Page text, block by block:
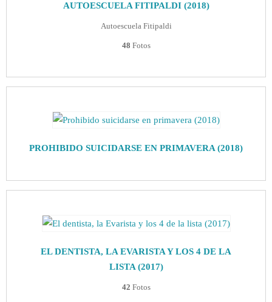
AUTOESCUELA FITIPALDI (2018)
Autoescuela Fitipaldi
48 Fotos
PROHIBIDO SUICIDARSE EN PRIMAVERA (2018)
EL DENTISTA, LA EVARISTA Y LOS 4 DE LA
LISTA (2017)
42 Fotos